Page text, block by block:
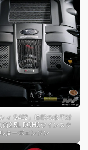
ィ S402」搭載の水平対
筒2.5L DOHCツインスク
ターボエンジン